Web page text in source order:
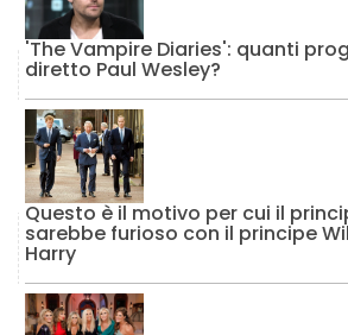
'The Vampire Diaries': quanti
diretto Paul Wesley?
Questo è il motivo per cui il
sarebbe furioso con il principe
Harry